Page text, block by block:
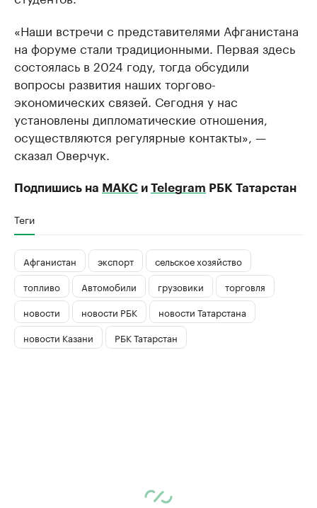
«Наши встречи с представителями Афганистана
на форуме стали традиционными. Первая здесь
состоялась в 2024 году, тогда обсудили
вопросы развития наших торгово-
экономических связей. Сегодня у нас
установлены дипломатические отношения,
осуществляются регулярные контакты», —
сказал Оверчук.
Подпишись на МАКС и Telegram РБК Татарстан
Теги
Афганистан экспорт
сельское хозяйство
топливо
Автомобили грузовики
торговля
новости
новости РБК
новости Татарстана
новости Казани
РБК Татарстан